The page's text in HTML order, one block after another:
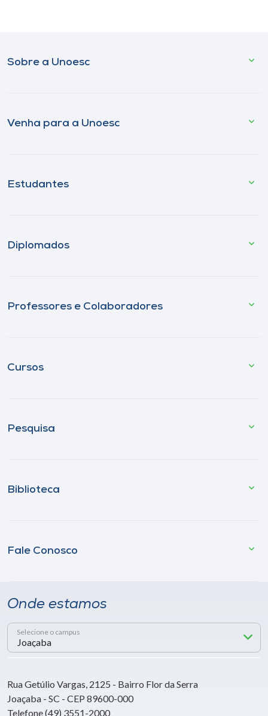
Sobre a Unoesc
Venha para a Unoesc
Estudantes
Diplomados
Professores e Colaboradores
Cursos
Pesquisa
Biblioteca
Fale Conosco
Onde estamos
Selecione o campus
Rua Getúlio Vargas, 2125 - Bairro Flor da Serra
Joaçaba - SC - CEP 89600-000
Telefone (49) 3551-2000